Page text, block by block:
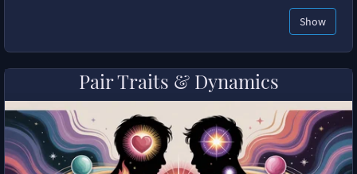
Show
Pair Traits & Dynamics